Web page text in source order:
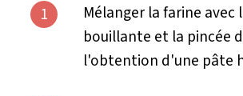
1
Mélanger la farine avec
bouillante et la pincée
l'obtention d'une pâte